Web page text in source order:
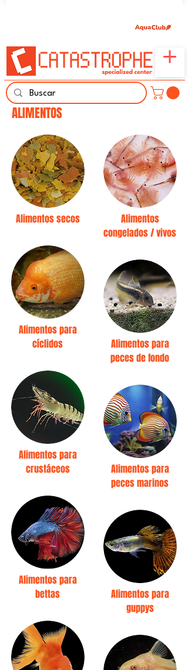
ALIMENTOS
Alimentos secos
Alimentos para
cíclidos
Alimentos para
crustáceos
Alimentos para
bettas
Alimentos
congelados / vivos
Alimentos para
peces de fondo
Alimentos para
peces marinos
Alimentos para
guppys